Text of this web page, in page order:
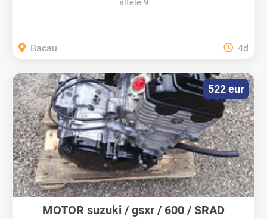
altele 9
Bacau 4d
MOTOR suzuki / gsxr / 600 / SRAD
522 eur